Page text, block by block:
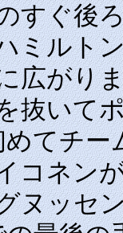
すぐ後
ミルト
広がり
抜いて
てチ
コネン
ヌッセ